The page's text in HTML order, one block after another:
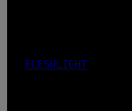
FLESHLIGHT